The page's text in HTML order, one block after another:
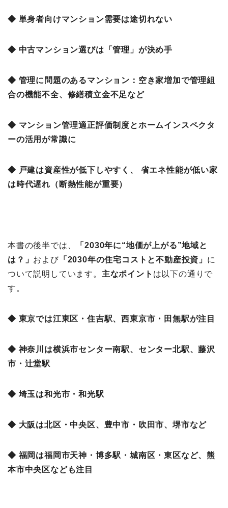
◆ 単身者向けマンション需要は途切れない
◆ 中古マンション選びは「管理」が決め手
◆ 管理に問題のあるマンション：空き家増加で管理組
合の機能不全、修繕積立金不足など
◆ マンション管理適正評価制度とホームインスペクタ
ーの活用が常識に
◆ 戸建は資産性が低下しやすく、 省エネ性能が低い家
は時代遅れ（断熱性能が重要）
本書の後半では、
「2030年に“地価が上がる”地域と
は？ 」 および「2030年の住宅コストと不動産投資」 に
ついて説明しています。 主なポイント は以下の通りで
す。
◆ 東京では江東区・住吉駅、西東京市・田無駅が注目
◆ 神奈川は横浜市センター南駅、センター北駅、藤沢
市・辻堂駅
◆ 埼玉は和光市・和光駅
◆ 大阪は北区・中央区、豊中市・吹田市、堺市など
◆ 福岡は福岡市天神・博多駅・城南区・東区など、熊
本市中央区なども注目